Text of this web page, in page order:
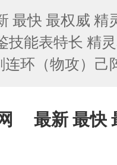
最快 最权威 精
技能表特长 精
环（物攻）己
最新 最快